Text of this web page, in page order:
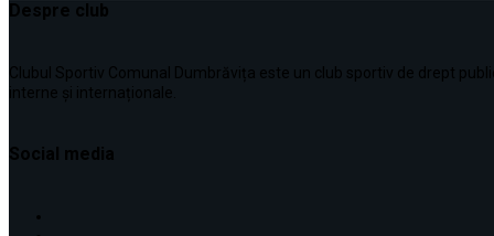
Despre club
Clubul Sportiv Comunal Dumbrăvița este un club sportiv de drept
interne şi internaționale.
Social media